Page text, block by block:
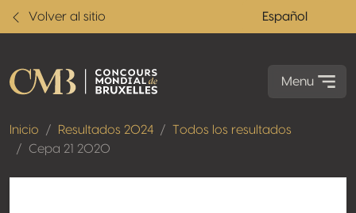
Volver al sitio Español
Menu
Inicio Resultados 2024
Todos los resultados
Cepa 21 2020